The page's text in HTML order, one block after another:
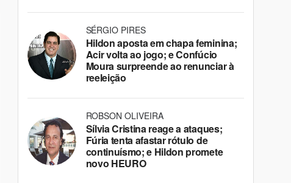
SÉRGIO PIRES
Hildon aposta em chapa feminina;
Acir volta ao jogo; e Confúcio
Moura surpreende ao renunciar à
reeleição
ROBSON OLIVEIRA
Sílvia Cristina reage a ataques;
Fúria tenta afastar rótulo de
continuísmo; e Hildon promete
novo HEURO